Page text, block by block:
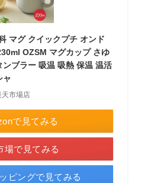
マグ クイックプチ オンド
OZSM マグカップ さゆ
ンブラー 吸温 吸熱 保温 温活
ャ
市場店
で見てみる
場で見てみる
ピングで見てみる